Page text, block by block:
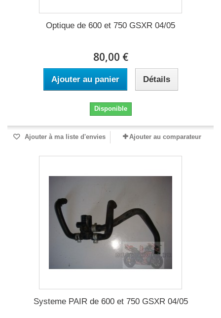
Optique de 600 et 750 GSXR 04/05
80,00 €
Ajouter au panier Détails
Disponible
Ajouter à ma liste d'envies Ajouter au comparateur
Systeme PAIR de 600 et 750 GSXR 04/05